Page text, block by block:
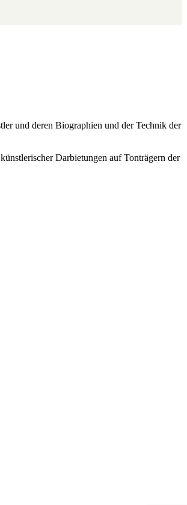
und deren Biographien und der Technik der
Darbietungen auf Tonträgern der